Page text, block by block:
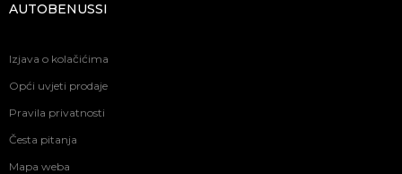
AUTOBENUSSI
Izjava o kolačićima
Opći uvjeti prodaje
Pravila privatnosti
Česta pitanja
Mapa weba